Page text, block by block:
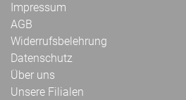
Impressum
AGB
Widerrufsbelehrung
Datenschutz
Über uns
Unsere Filialen